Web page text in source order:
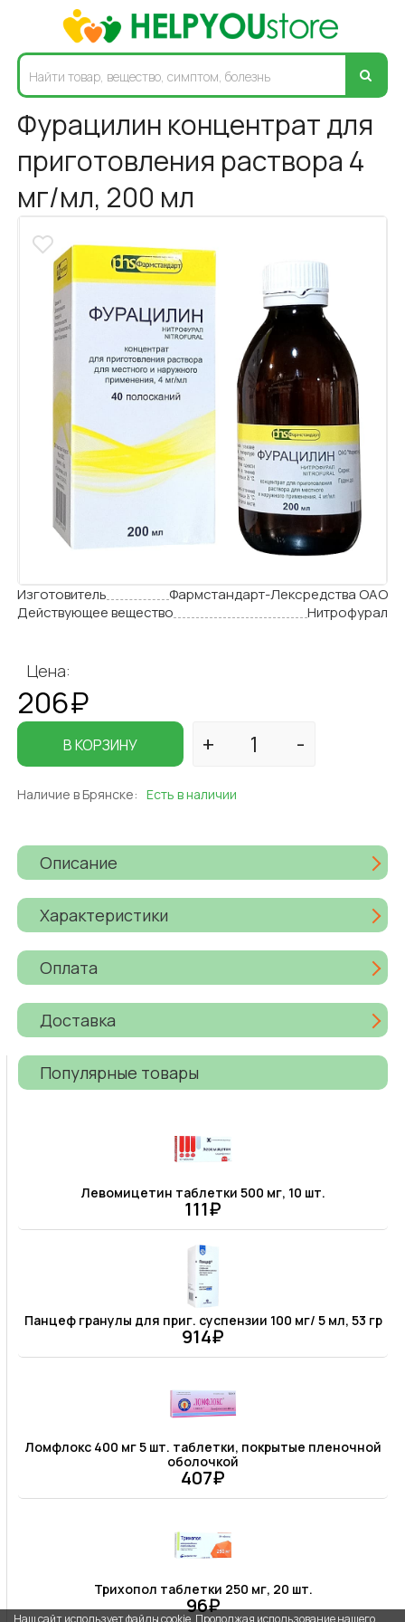
Фурацилин концентрат для
приготовления раствора 4
мг/мл, 200 мл
Изготовитель
Фармстандарт-Лексредства ОАО
Действующее вещество
Нитрофурал
Цена:
206₽
В КОРЗИНУ
Наличие в Брянске: Есть в наличии
Описание
Характеристики
Оплата
Доставка
Популярные товары
Левомицетин таблетки 500 мг, 10 шт.
111₽
Панцеф гранулы для приг. суспензии 100 мг/ 5 мл, 53 гр
914₽
Ломфлокс 400 мг 5 шт. таблетки, покрытые пленочной
оболочкой
407₽
Трихопол таблетки 250 мг, 20 шт.
96₽
Наш сайт использует файлы cookie. Продолжая использование нашего